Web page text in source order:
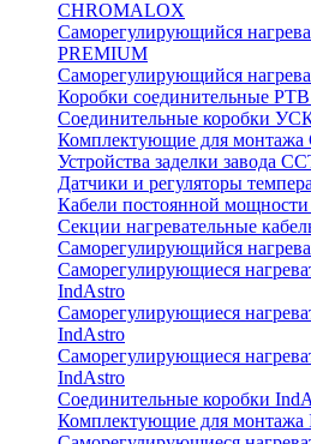
CHROMALOX
Саморегулирующийся
PREMIUM
Саморегулирующийся
Коробки соединительные
Соединительные коробки
Комплектующие для
Устройства заделки завода
Датчики и регуляторы
Кабели постоянной
Секции нагревательные
Саморегулирующийся
Саморегулирующиеся
IndAstro
Саморегулирующиеся
IndAstro
Саморегулирующиеся
IndAstro
Соединительные коробки
Комплектующие для монтажа